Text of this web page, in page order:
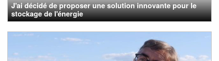
J'ai décidé de proposer une solution innovante pour le
stockage de l'énergie